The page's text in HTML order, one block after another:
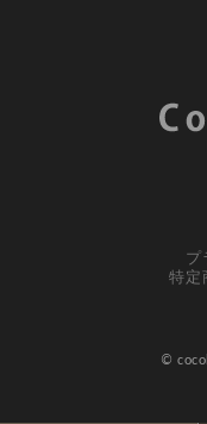
プ
特定
©